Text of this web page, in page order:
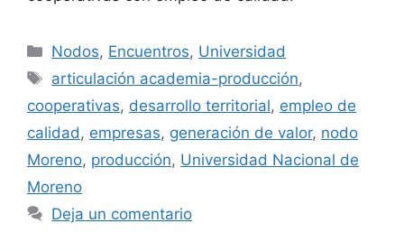
Nodos, Encuentros, Universidad
articulación academia-producción,
cooperativas, desarrollo territorial, empleo de
calidad , empresas, generación de valor, nodo
Moreno, producción, Universidad Nacional de
Moreno
Deja un comentario